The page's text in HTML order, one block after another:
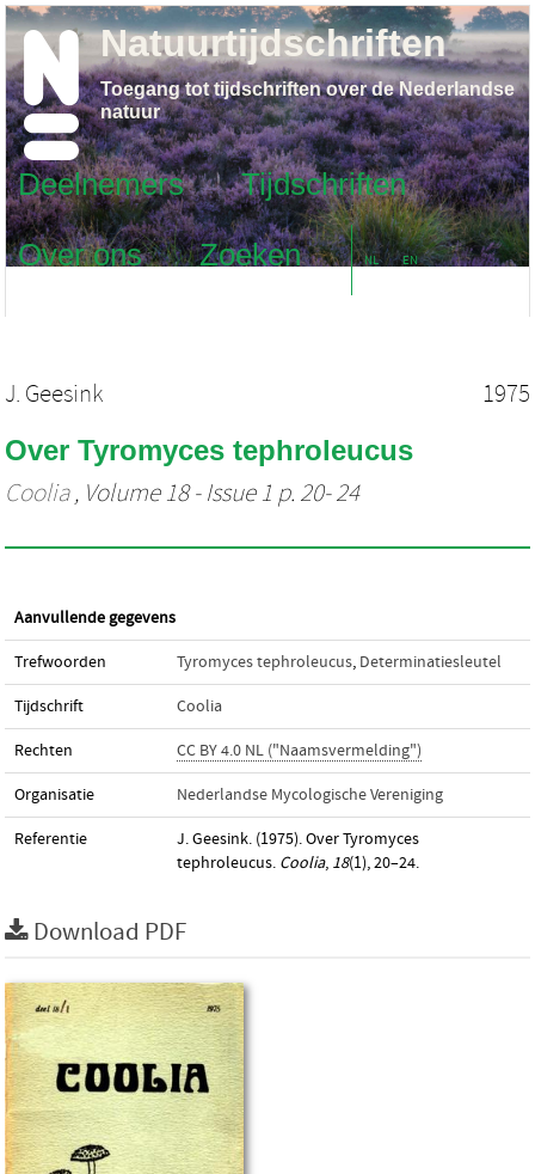
Deelnemers
Tijdschriften
Over ons
Zoeken NL EN
Natuurtijdschriften
Toegang tot tijdschriften over de Nederlandse
natuur
J. Geesink 1975
Over Tyromyces tephroleucus
Coolia, Volume 18 - Issue 1 p. 20- 24
Aanvullende gegevens
Trefwoorden Tyromyces tephroleucus, Determinatiesleutel
Tijdschrift Coolia
Rechten CC BY 4.0 NL ("Naamsvermelding")
Organisatie Nederlandse Mycologische Vereniging
Referentie
J. Geesink. (1975). Over Tyromyces
tephroleucus. Coolia, 18(1), 20–24.
Download PDF